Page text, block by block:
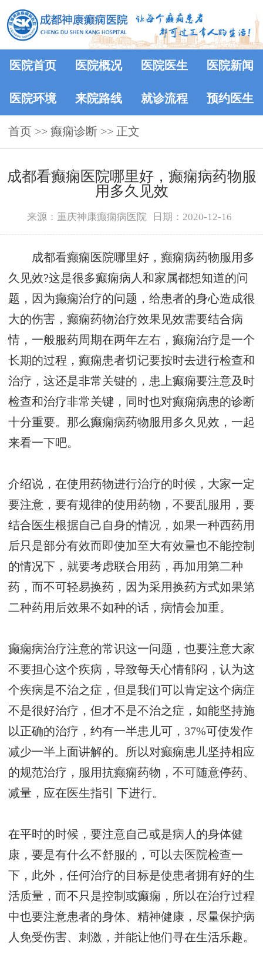
医院首页 医院概况 医院医生 医院新闻
医院环境 来院路线 就诊流程 预约医生
首页 >> 癫痫诊断 >> 正文
成都看癫痫医院哪里好，癫痫病药物服
用多久见效
来源：重庆神康癫痫病医院 日期：2020-12-16
成都看癫痫医院哪里好，癫痫病药物服用多
久见效?这是很多癫痫病人和家属都想知道的问
题，因为癫痫治疗的问题，给患者的身心造成很
大的伤害，癫痫药物治疗效果见效需要结合病
情，一般服药周期在两年左右，癫痫治疗是一个
长期的过程，癫痫患者切记要按时去进行检查和
治疗，这还是非常关键的，患上癫痫要注意及时
检查和治疗非常关键，同时也对癫痫病患的诊断
十分重要。那么癫痫病药物服用多久见效，一起
来看一下吧。
介绍说，在使用药物进行治疗的时候，大家一定
要注意，要有规律的使用药物，不要乱服用，要
结合医生根据自己自身的情况，如果一种西药用
后只是部分有效而即使加至大有效量也不能控制
的情况下，就要考虑联合用药，再加用第二种
药，而不可轻易换药，因为采用换药方式如果第
二种药用后效果不如种的话，病情会加重。
癫痫病治疗注意的常识这一问题，也要注意大家
不要担心这个疾病，导致每天心情郁闷，认为这
个疾病是不治之症，但是我们可以肯定这个病症
不是很好治疗，但才不是不治之症，如能坚持施
以正确的治疗，约有一半患儿可，37%可使发作
减少一半上面讲解的。所以对癫痫患儿坚持相应
的规范治疗，服用抗癫痫药物，不可随意停药、
减量，应在医生指引 下进行。
在平时的时候，要注意自己或是病人的身体健
康，要是有什么不舒服的，可以去医院检查一
下，此外，任何治疗的目标是使患者拥有好的生
活质量，而不只是控制或癫痫，所以在治疗过程
中也要注意患者的身体、精神健康，尽量保护病
人免受伤害、刺激，并能让他们寻在生活乐趣。